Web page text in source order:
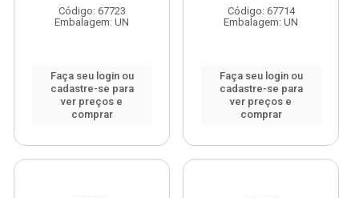
Código: 67723
Embalagem: UN
Faça seu login ou
cadastre-se para
ver preços e
comprar
Código: 67714
Embalagem: UN
Faça seu login ou
cadastre-se para
ver preços e
comprar